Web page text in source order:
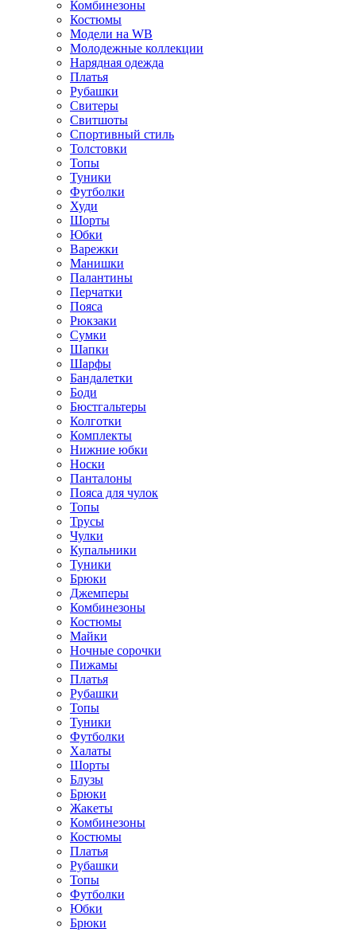
Комбинезоны
Костюмы
Модели на WB
Молодежные коллекции
Нарядная одежда
Платья
Рубашки
Свитеры
Свитшоты
Спортивный стиль
Толстовки
Топы
Туники
Футболки
Худи
Шорты
Юбки
Варежки
Манишки
Палантины
Перчатки
Пояса
Рюкзаки
Сумки
Шапки
Шарфы
Бандалетки
Боди
Бюстгальтеры
Колготки
Комплекты
Нижние юбки
Носки
Панталоны
Поясa для чулок
Топы
Трусы
Чулки
Купальники
Туники
Брюки
Джемперы
Комбинезоны
Костюмы
Майки
Ночные сорочки
Пижамы
Платья
Рубашки
Топы
Туники
Футболки
Халаты
Шорты
Блузы
Брюки
Жакеты
Комбинезоны
Костюмы
Платья
Рубашки
Топы
Футболки
Юбки
Брюки